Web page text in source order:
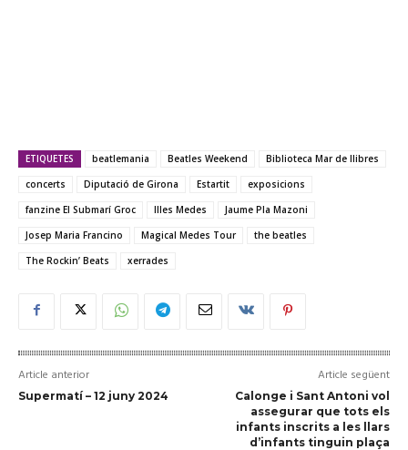
ETIQUETES beatlemania Beatles Weekend
Biblioteca Mar de llibres
concerts
Diputació de Girona Estartit
exposicions
fanzine El Submarí Groc
Illes Medes
Jaume Pla Mazoni
Josep Maria Francino
Magical Medes Tour
the beatles
The Rockin’ Beats
xerrades
Article anterior
Supermatí – 12 juny 2024
Article següent
Calonge i Sant Antoni vol
assegurar que tots els
infants inscrits a les llars
d’infants tinguin plaça